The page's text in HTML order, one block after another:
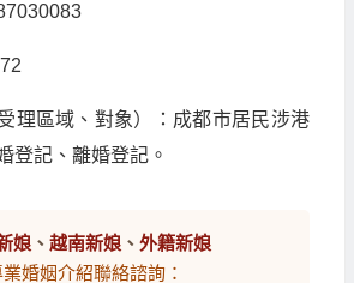
理區域、對象）：成都市居民涉港
登記、離婚登記。
娘、 越南新娘、 外籍新娘
婚姻介紹聯絡諮詢：